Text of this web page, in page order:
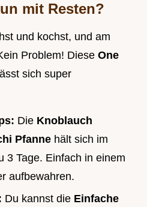
mit Resten?
und kochst, und am
Problem! Diese One
lässt sich super
Die Knoblauch
Pfanne hält sich im
3 Tage. Einfach in einem
aufbewahren.
Du kannst die Einfache